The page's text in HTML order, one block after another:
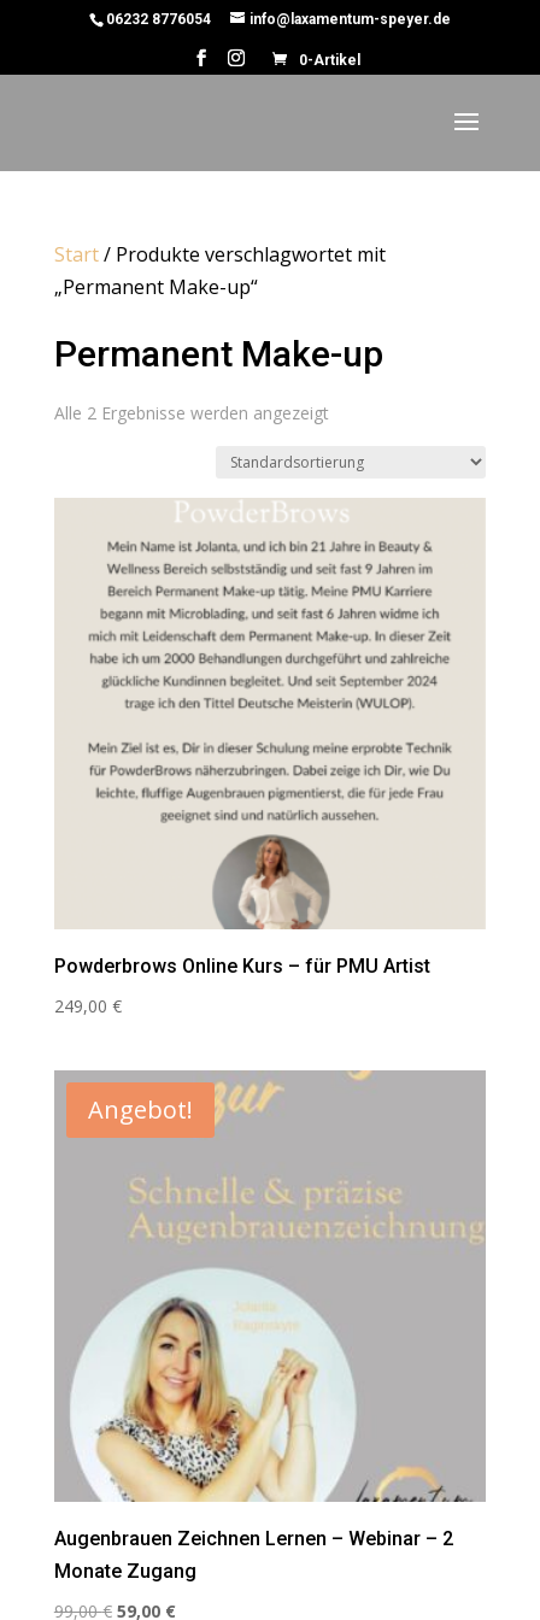
06232 8776054 info@laxamentum-speyer.de
0-Artikel
Start/ Produkte verschlagwortet mit
„Permanent Make-up“
Permanent Make-up
Alle 2 Ergebnisse werden angezeigt
Powderbrows Online Kurs – für PMU Artist
249,00 €
Angebot!
Augenbrauen Zeichnen Lernen – Webinar – 2
Monate Zugang
99,00€ Ursprünglicher
59,00 €Aktueller